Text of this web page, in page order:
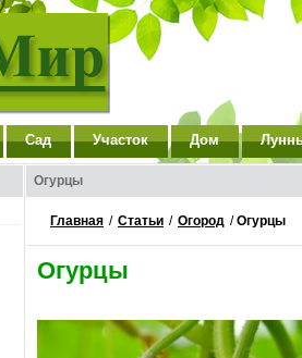
Сад Участок Дом
Огурцы
Главная / Статьи / Огород /Огурцы
Огурцы